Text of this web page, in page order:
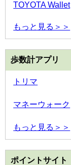
TOYOTA Wallet
もっと見る＞＞
歩数計アプリ
トリマ
マネーウォーク
もっと見る＞＞
ポイントサイト